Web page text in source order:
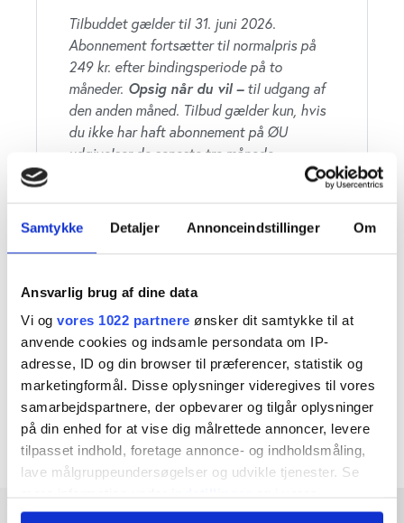
Samtykke Detaljer Annonceindstillinger Om
Ansvarlig brug af dine data
Vi og vores 1022 partnere ønsker dit samtykke til at
anvende cookies og indsamle persondata om IP-
adresse, ID og din browser til præferencer, statistik og
marketingformål. Disse oplysninger videregives til vores
samarbejdspartnere, der opbevarer og tilgår oplysninger
på din enhed for at vise dig målrettede annoncer, levere
tilpasset indhold, foretage annonce- og indholdsmåling,
lave målgruppeundersøgelser og udvikle tjenester. Se
persondatapolitik. Du kan altid trække dit samtykke
Tilbuddet gælder til 31. juni 2026.
Abonnement fortsætter til normalpris på
249 kr. efter bindingsperiode på to
måneder. Opsig når du vil –til udgang af
den anden måned. Tilbud gælder kun, hvis
du ikke har haft abonnement på ØU
udgivelser de seneste tre månede
Adgang til alle artikler på ugebrev.dk
Om investering, finans, ledelse,
Bestyrelsesguiden.dk
Daglige nyhedsmails med nyheder og
Læs vores handelsbetingelser